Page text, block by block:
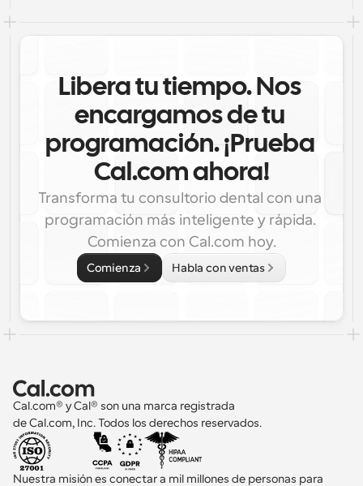
Libera tu tiempo. Nos
encargamos de tu
programación. ¡Prueba
Cal.com ahora!
Transforma tu consultorio dental con una
programación más inteligente y rápida.
Comienza con Cal.com hoy.
Comienza Habla con ventas
Cal.com® y Cal® son una marca registrada
de Cal.com, Inc. Todos los derechos reservados.
Nuestra misión es conectar a mil millones de personas para